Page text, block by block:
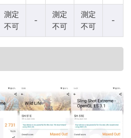
測定
不可
-
測定
不可
測定
不可
-